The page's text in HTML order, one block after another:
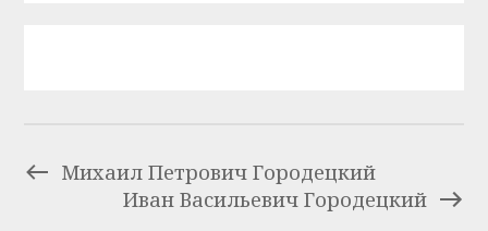
Михаил Петрович Городецкий
Иван Васильевич Городецкий